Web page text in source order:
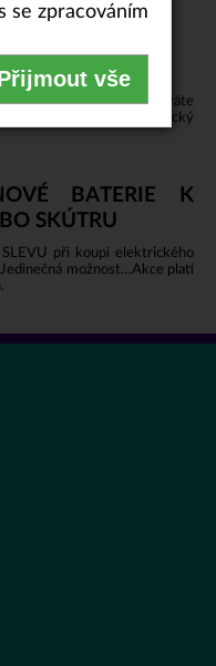
republiky získáváte
na jakýkoli elektrický
BATERIE K
SKÚTRU
při koupi elektrického
možnost…Akce platí
se zpracováním
vše